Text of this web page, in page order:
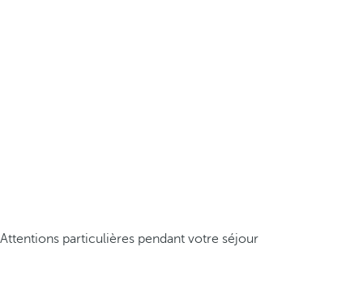
Attentions particulières pendant votre séjour